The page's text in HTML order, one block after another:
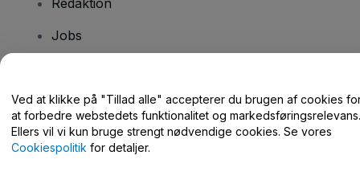
Redaktion
Jobs
Har du spørgsmål?
Hjælpecenter / Kontakt os
Ved at klikke på "Tillad alle" accepterer du brugen af cookies
at forbedre webstedets funktionalitet og markedsføringsrelevans.
Ellers vil vi kun bruge strengt nødvendige cookies. Se vores
Cookiespolitik for detaljer.